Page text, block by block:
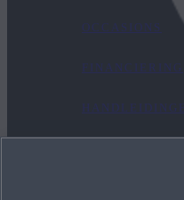
OCCASIONS
FINANCIERING